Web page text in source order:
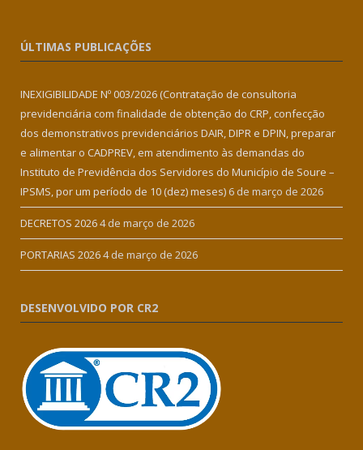
ÚLTIMAS PUBLICAÇÕES
INEXIGIBILIDADE Nº 003/2026 (Contratação de consultoria
previdenciária com finalidade de obtenção do CRP, confecção
dos demonstrativos previdenciários DAIR, DIPR e DPIN, preparar
e alimentar o CADPREV, em atendimento às demandas do
Instituto de Previdência dos Servidores do Município de Soure –
IPSMS, por um período de 10 (dez) meses) 6 de março de 2026
DECRETOS 20264 de março de 2026
PORTARIAS 20264 de março de 2026
DESENVOLVIDO POR CR2